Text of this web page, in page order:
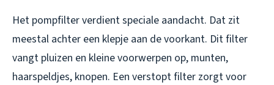
Het pompfilter verdient speciale aandacht. Dat zit
meestal achter een klepje aan de voorkant. Dit filter
vangt pluizen en kleine voorwerpen op, munten,
haarspeldjes, knopen. Een verstopt filter zorgt voor